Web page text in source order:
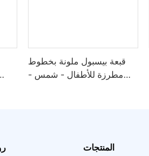
قبعة بيسبول ملونة بخطوط
مطرزة للأطفال - شمس -
المنتجات